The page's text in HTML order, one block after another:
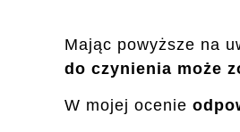
Mając powyższe na
do czynienia może
W mojej ocenie